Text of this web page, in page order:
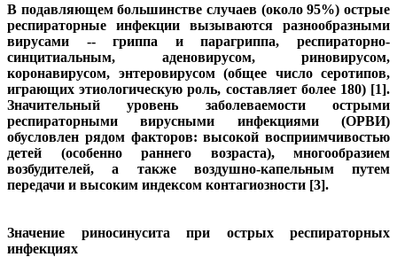
В подавляющем большинстве случаев (около 95%) острые
респираторные инфекции вызываются разнообразными
вирусами -- гриппа и парагриппа, респираторно-
синцитиальным, аденовирусом, риновирусом,
коронавирусом, энтеровирусом (общее число серотипов,
играющих этиологическую роль, составляет более 180) [1].
Значительный уровень заболеваемости острыми
респираторными вирусными инфекциями (ОРВИ)
обусловлен рядом факторов: высокой восприимчивостью
детей (особенно раннего возраста), многообразием
возбудителей, а также воздушно-капельным путем
передачи и высоким индексом контагиозности [3].
Значение риносинусита при острых респираторных
инфекциях